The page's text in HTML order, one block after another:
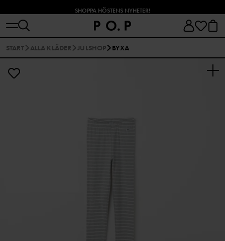
SHOPPA HÖSTENS NYHETER!
START ALLA KLÄDER JULSHOP BYXA